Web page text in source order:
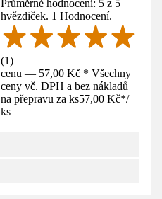
Průměrné hodnocení: 5 z 5
hvězdiček. 1 Hodnocení.
(1)
cenu — 57,00 Kč * Všechny
ceny vč. DPH a bez nákladů
na přepravu za ks57,00 Kč*/
ks